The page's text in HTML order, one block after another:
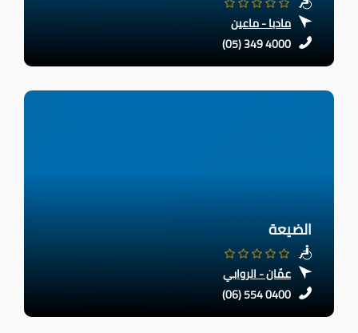
مادبا - ماعين
(05) 349 4000
الضيعة
عمّان - الروابي
(06) 554 0400